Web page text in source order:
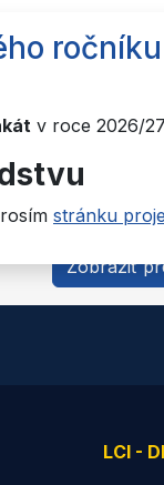
v roce 2026/
stránku
Zobraziť
LCI -